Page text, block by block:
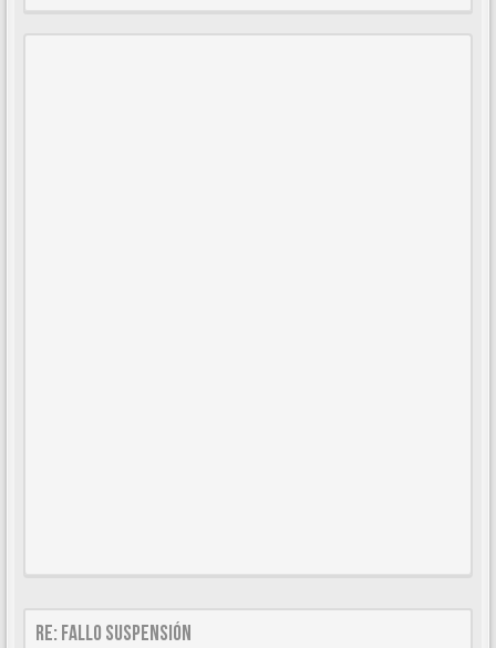
Re: Fallo suspensión